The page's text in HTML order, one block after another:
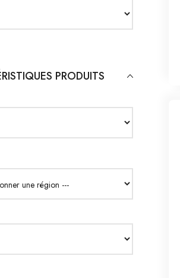
PRODUITS